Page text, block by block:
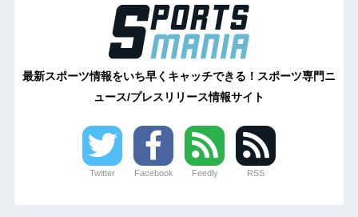
最新スポーツ情報をいち早くキャッチできる！スポーツ専門ニ
ュース/プレスリリース情報サイト
Twitter Facebook Feedly RSS